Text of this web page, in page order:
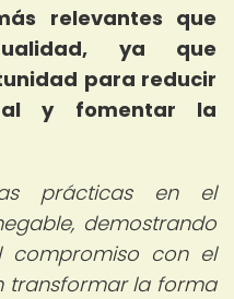
relevantes que
ya que
para reducir
y fomentar la
prácticas en el
demostrando
con el
transformar la forma